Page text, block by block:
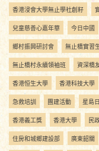
香港浸會大學無止學社創籽
兒童慈善心嘉年華 今日中國
鄉村振興研討會 無止橋實習
無止橋村永續領袖班 資深橋
香港恒生大學 香港科技大學
急救培訓 團建活動 星島
香港義工獎 香港大學 民
住房和城鄉建設部 廣東韶關